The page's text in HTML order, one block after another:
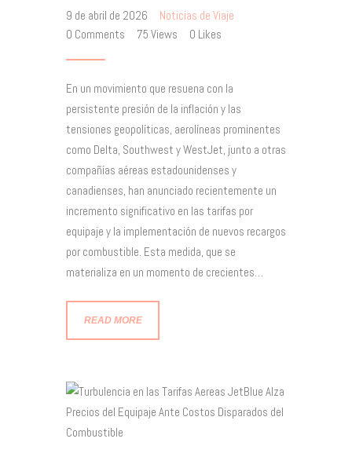
9 de abril de 2026
Noticias de Viaje
0 Comments 75 Views 0 Likes
En un movimiento que resuena con la
persistente presión de la inflación y las
tensiones geopolíticas, aerolíneas prominentes
como Delta, Southwest y WestJet, junto a otras
compañías aéreas estadounidenses y
canadienses, han anunciado recientemente un
incremento significativo en las tarifas por
equipaje y la implementación de nuevos recargos
por combustible. Esta medida, que se
materializa en un momento de crecientes…
READ MORE